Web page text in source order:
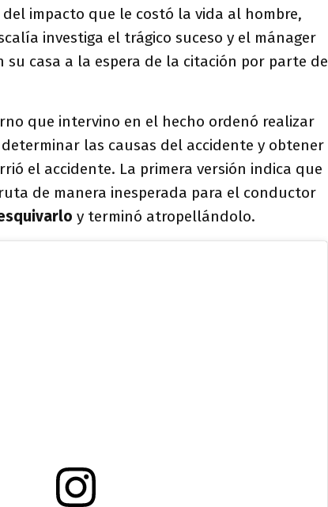
impacto que le costó la vida al hombre,
investiga el trágico suceso y el mánager
su casa a la espera de la citación por parte de
que intervino en el hecho ordenó realizar
las causas del accidente y obtener
el accidente. La primera versión indica que
de manera inesperada para el conductor
y terminó atropellándolo.